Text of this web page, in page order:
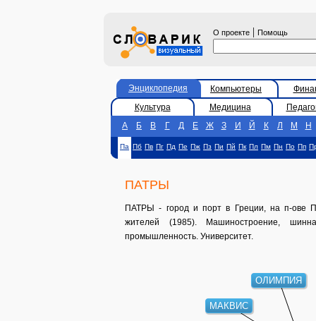
О проекте | Помощь
Энциклопедия Компьютеры
Культура
Медицина
А
Б В Г Д Е Ж З И Й К Л М Н
Па Пб Пв Пг Пд Пе Пж Пз Пи Пй Пк Пл Пм Пн По Пп
ПАТРЫ
ПАТРЫ - город и порт в Греции, на п-ове
жителей (1985). Машиностроение,
промышленность. Университет.
МАКВИС
ОЛИМПИЯ